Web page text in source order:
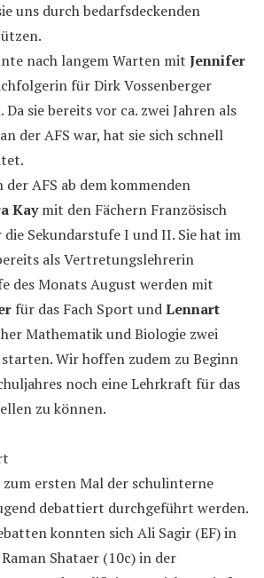
uns durch bedarfsdeckenden
nach langem Warten mit Jennifer
für Dirk Vossenberger
sie bereits vor ca. zwei Jahren als
der AFS war, hat sie sich schnell
AFS ab dem kommenden
Kaymit den Fächern Französisch
Sekundarstufe I und II. Sie hat im
als Vertretungslehrerin
des Monats August werden mit
für das Fach Sport undLennart
Mathematik und Biologie zwei
Wir hoffen zudem zu Beginn
noch eine Lehrkraft für das
zu können.
zum ersten Mal der schulinterne
debattiert durchgeführt werden.
konnten sich Ali Sagir (EF) in
Shataer (10c) in der